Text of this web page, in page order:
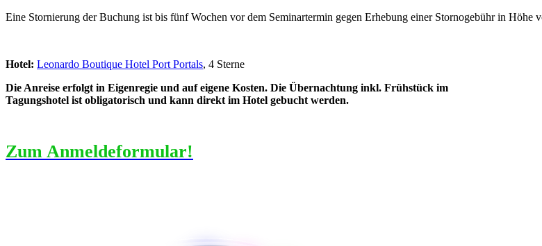
Eine Stornierung der Buchung ist bis fünf Wochen vor dem Seminartermin gegen Erhebung einer Stornogebühr in Höhe
Hotel: Leonardo Boutique Hotel Port Portals, 4 Sterne
Die Anreise erfolgt in Eigenregie und auf eigene Kosten. Die Übernachtung inkl. Frühstück im
Tagungshotel ist obligatorisch und kann direkt im Hotel gebucht werden.
Zum Anmeldeformular!